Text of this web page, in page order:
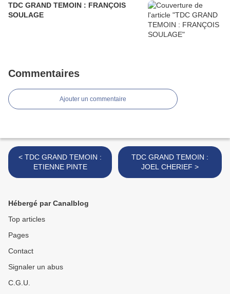
TDC GRAND TEMOIN : FRANÇOIS
SOULAGE
Commentaires
Ajouter un commentaire
< TDC GRAND TEMOIN :
ETIENNE PINTE
TDC GRAND TEMOIN :
JOEL CHERIEF >
Hébergé par Canalblog
Top articles
Pages
Contact
Signaler un abus
C.G.U.